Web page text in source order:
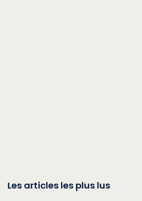
Les articles les plus lus